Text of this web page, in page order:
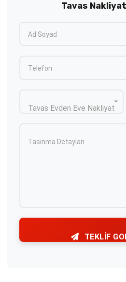
Tavas
Tavas Evden Eve Nakliyat
TEKLIF